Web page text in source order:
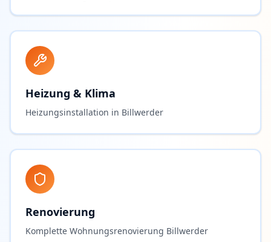
Heizung & Klima
Heizungsinstallation in Billwerder
Renovierung
Komplette Wohnungsrenovierung Billwerder